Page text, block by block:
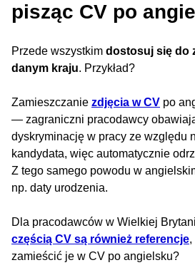
pisząc CV po
Przede wszystkim dostosuj się do
danym kraju. Przykład?
Zamieszczanie zdjęcia w CV po
— zagraniczni pracodawcy
dyskryminację w pracy ze względu
kandydata, więc automatycznie
Z tego samego powodu w
np. daty urodzenia.
Dla pracodawców w Wielkiej
częścią CV są również referencje,
zamieścić je w CV po angielsku?